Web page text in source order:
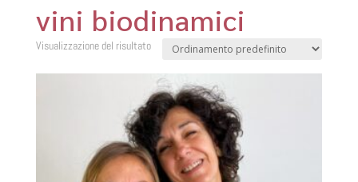
vini biodinamici
Visualizzazione del risultato